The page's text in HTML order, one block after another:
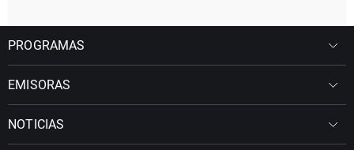
PROGRAMAS
EMISORAS
NOTICIAS